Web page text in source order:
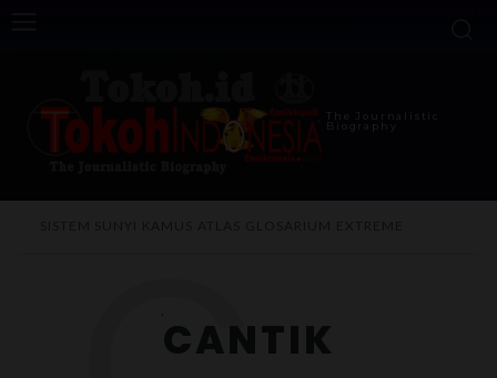
The Journalistic
Biography
CANTIK